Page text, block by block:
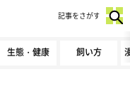
生態・健康 飼い方
記事をさがす